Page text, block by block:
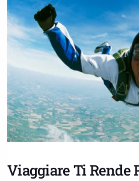
Viaggiare Ti Rende